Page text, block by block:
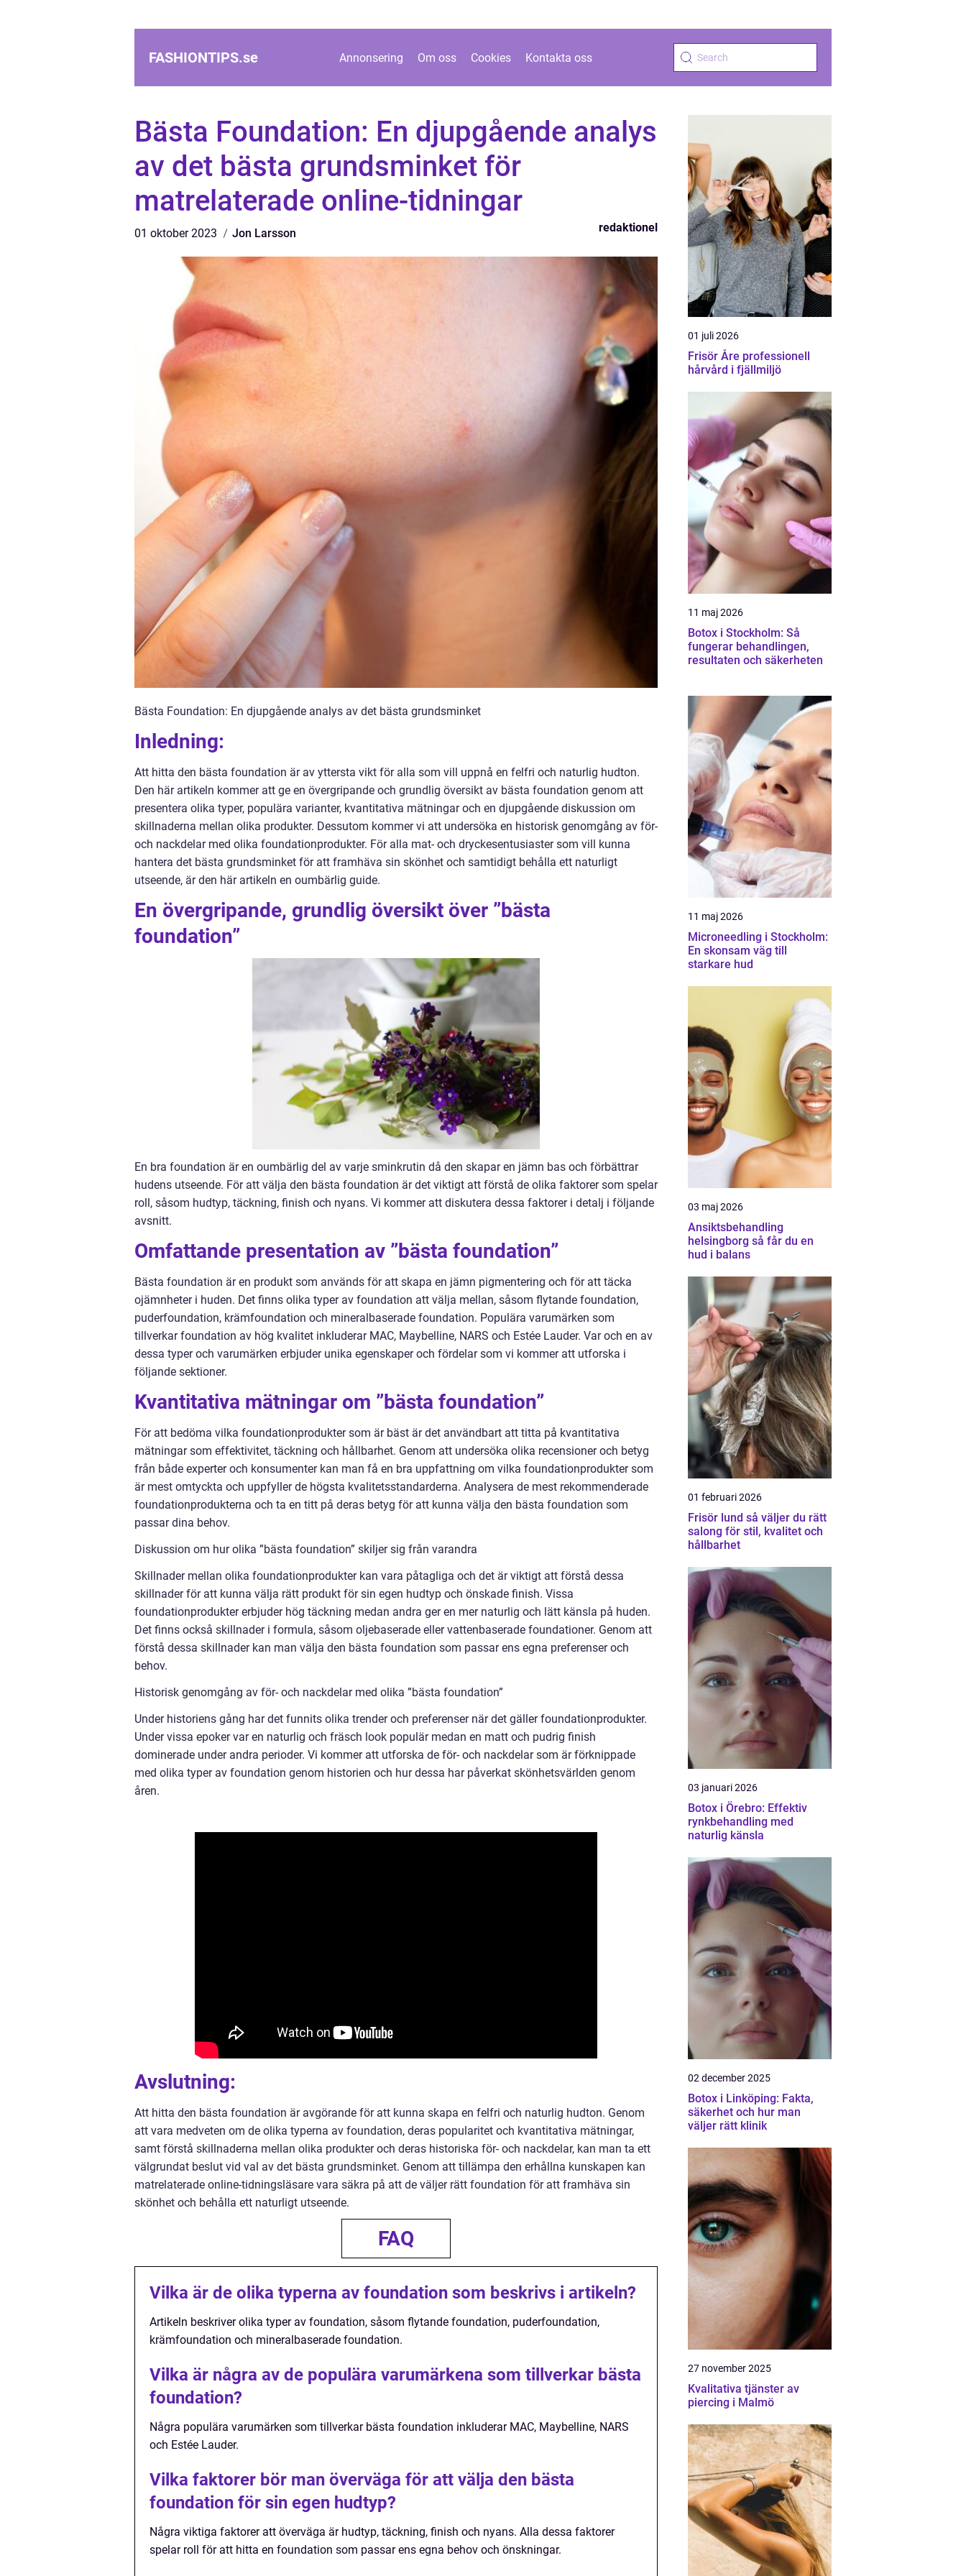
FASHIONTIPS.se Annonsering Om oss Cookies Kontakta oss
Bästa Foundation: En djupgående analys
av det bästa grundsminket för
matrelaterade online-tidningar
01 oktober 2023 Jon Larsson redaktionel
Bästa Foundation: En djupgående analys av det bästa grundsminket
Inledning:
Att hitta den bästa foundation är av yttersta vikt för alla som vill uppnå en felfri och naturlig hudton.
Den här artikeln kommer att ge en övergripande och grundlig översikt av bästa foundation genom att
presentera olika typer, populära varianter, kvantitativa mätningar och en djupgående diskussion om
skillnaderna mellan olika produkter. Dessutom kommer vi att undersöka en historisk genomgång av för-
och nackdelar med olika foundationprodukter. För alla mat- och dryckesentusiaster som vill kunna
hantera det bästa grundsminket för att framhäva sin skönhet och samtidigt behålla ett naturligt
utseende, är den här artikeln en oumbärlig guide.
En övergripande, grundlig översikt över ”bästa
foundation”
En bra foundation är en oumbärlig del av varje sminkrutin då den skapar en jämn bas och förbättrar
hudens utseende. För att välja den bästa foundation är det viktigt att förstå de olika faktorer som spelar
roll, såsom hudtyp, täckning, finish och nyans. Vi kommer att diskutera dessa faktorer i detalj i följande
avsnitt.
Omfattande presentation av ”bästa foundation”
Bästa foundation är en produkt som används för att skapa en jämn pigmentering och för att täcka
ojämnheter i huden. Det finns olika typer av foundation att välja mellan, såsom flytande foundation,
puderfoundation, krämfoundation och mineralbaserade foundation. Populära varumärken som
tillverkar foundation av hög kvalitet inkluderar MAC, Maybelline, NARS och Estée Lauder. Var och en av
dessa typer och varumärken erbjuder unika egenskaper och fördelar som vi kommer att utforska i
följande sektioner.
Kvantitativa mätningar om ”bästa foundation”
För att bedöma vilka foundationprodukter som är bäst är det användbart att titta på kvantitativa
mätningar som effektivitet, täckning och hållbarhet. Genom att undersöka olika recensioner och betyg
från både experter och konsumenter kan man få en bra uppfattning om vilka foundationprodukter som
är mest omtyckta och uppfyller de högsta kvalitetsstandarderna. Analysera de mest rekommenderade
foundationprodukterna och ta en titt på deras betyg för att kunna välja den bästa foundation som
passar dina behov.
Diskussion om hur olika ”bästa foundation” skiljer sig från varandra
Skillnader mellan olika foundationprodukter kan vara påtagliga och det är viktigt att förstå dessa
skillnader för att kunna välja rätt produkt för sin egen hudtyp och önskade finish. Vissa
foundationprodukter erbjuder hög täckning medan andra ger en mer naturlig och lätt känsla på huden.
Det finns också skillnader i formula, såsom oljebaserade eller vattenbaserade foundationer. Genom att
förstå dessa skillnader kan man välja den bästa foundation som passar ens egna preferenser och
behov.
Historisk genomgång av för- och nackdelar med olika ”bästa foundation”
Under historiens gång har det funnits olika trender och preferenser när det gäller foundationprodukter.
Under vissa epoker var en naturlig och fräsch look populär medan en matt och pudrig finish
dominerade under andra perioder. Vi kommer att utforska de för- och nackdelar som är förknippade
med olika typer av foundation genom historien och hur dessa har påverkat skönhetsvärlden genom
åren.
Avslutning:
Att hitta den bästa foundation är avgörande för att kunna skapa en felfri och naturlig hudton. Genom
att vara medveten om de olika typerna av foundation, deras popularitet och kvantitativa mätningar,
samt förstå skillnaderna mellan olika produkter och deras historiska för- och nackdelar, kan man ta ett
välgrundat beslut vid val av det bästa grundsminket. Genom att tillämpa den erhållna kunskapen kan
matrelaterade online-tidningsläsare vara säkra på att de väljer rätt foundation för att framhäva sin
skönhet och behålla ett naturligt utseende.
FAQ
Vilka är de olika typerna av foundation som beskrivs i artikeln?
Artikeln beskriver olika typer av foundation, såsom flytande foundation, puderfoundation,
krämfoundation och mineralbaserade foundation.
Vilka är några av de populära varumärkena som tillverkar bästa
foundation?
Några populära varumärken som tillverkar bästa foundation inkluderar MAC, Maybelline, NARS
och Estée Lauder.
Vilka faktorer bör man överväga för att välja den bästa
foundation för sin egen hudtyp?
Några viktiga faktorer att överväga är hudtyp, täckning, finish och nyans. Alla dessa faktorer
spelar roll för att hitta en foundation som passar ens egna behov och önskningar.
01 juli 2026
Frisör Åre professionell
hårvård i fjällmiljö
11 maj 2026
Botox i Stockholm: Så
fungerar behandlingen,
resultaten och säkerheten
11 maj 2026
Microneedling i Stockholm:
En skonsam väg till
starkare hud
03 maj 2026
Ansiktsbehandling
helsingborg så får du en
hud i balans
01 februari 2026
Frisör lund så väljer du rätt
salong för stil, kvalitet och
hållbarhet
03 januari 2026
Botox i Örebro: Effektiv
rynkbehandling med
naturlig känsla
02 december 2025
Botox i Linköping: Fakta,
säkerhet och hur man
väljer rätt klinik
27 november 2025
Kvalitativa tjänster av
piercing i Malmö